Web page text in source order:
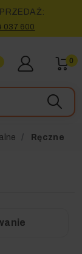
037 600
0
Ręczne